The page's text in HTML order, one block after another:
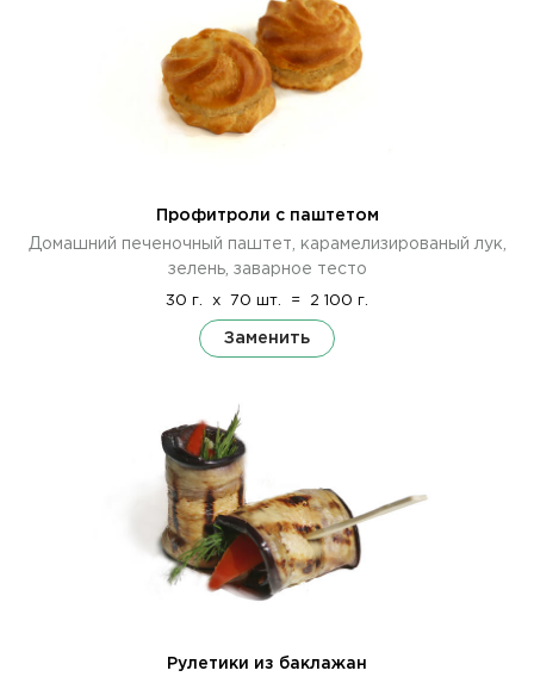
Профитроли с паштетом
Домашний печеночный паштет, карамелизированый лук,
зелень, заварное тесто
30 г. x 70 шт. = 2 100 г.
Заменить
Рулетики из баклажан